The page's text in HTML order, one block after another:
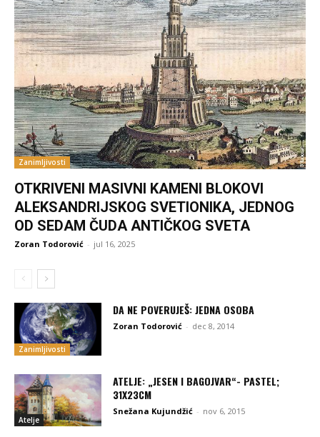
Zanimljivosti
OTKRIVENI MASIVNI KAMENI BLOKOVI
ALEKSANDRIJSKOG SVETIONIKA, JEDNOG
OD SEDAM ČUDA ANTIČKOG SVETA
Zoran Todorović - jul 16, 2025
Zanimljivosti
DA NE POVERUJEŠ: JEDNA OSOBA
Zoran Todorović - dec 8, 2014
Atelje
ATELJE: „JESEN I BAGOJVAR“- PASTEL;
31X23CM
Snežana Kujundžić - nov 6, 2015